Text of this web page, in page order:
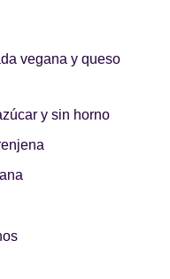
vegana y queso
y sin horno